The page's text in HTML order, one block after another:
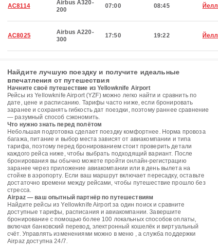
AC8114
Airbus A320-
200
07:00 08:45
AC8025
Airbus A220-
300
17:50 19:22
Найдите лучшую поездку и получите идеальные
впечатления от путешествия
Начните своё путешествие из Yellowknife Airport
Рейсы из Yellowknife Airport (YZF) можно легко найти и сравнить по
дате, цене и расписанию. Тарифы часто ниже, если бронировать
заранее и сохранять гибкость дат поездки, поэтому раннее сравнение
— разумный способ сэкономить.
Что нужно знать перед полётом
Небольшая подготовка сделает поездку комфортнее. Норма провоза
багажа, питание и выбор места зависят от авиакомпании и типа
тарифа, поэтому перед бронированием стоит проверить детали
каждого рейса ниже, чтобы выбрать подходящий вариант. После
бронирования вы обычно можете пройти онлайн-регистрацию
заранее через приложение авиакомпании или в день вылета на
стойке в аэропорту. Если ваш маршрут включает пересадку, оставьте
достаточно времени между рейсами, чтобы путешествие прошло без
стресса.
Airpaz — ваш опытный партнёр по путешествиям
Найдите рейсы из Yellowknife Airport за один поиск и сравните
доступные тарифы, расписания и авиакомпании. Завершите
бронирование с помощью более 100 локальных способов оплаты,
включая банковский перевод, электронный кошелёк и виртуальный
счёт. Управлять изменениями можно в меню , а служба поддержки
Airpaz доступна 24/7.